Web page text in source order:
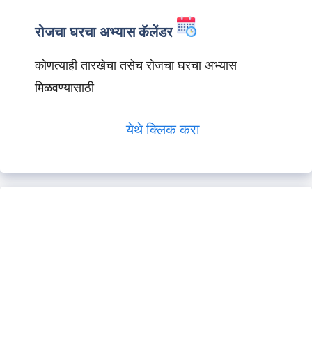
रोजचा घरचा अभ्यास कॅलेंडर
कोणत्याही तारखेचा तसेच रोजचा घरचा अभ्यास
मिळवण्यासाठी
येथे क्लिक करा